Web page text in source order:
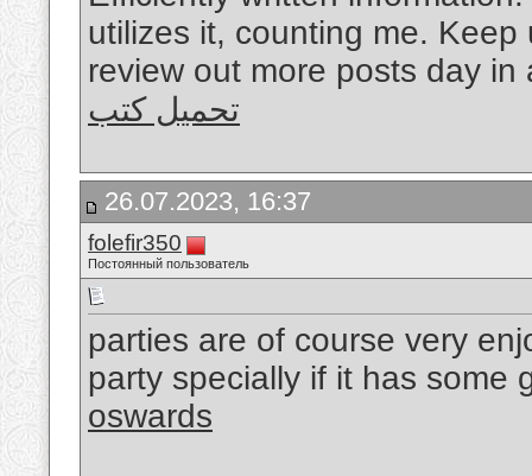
utilizes it, counting me.
review out more posts day in
تحميل كتب
26.07.2023, 16:37
folefir350
Постоянный пользователь
parties are of course very
party specially if it has some
oswards